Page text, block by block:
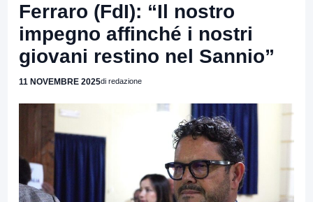
Ferraro (FdI): “Il nostro
impegno affinché i nostri
giovani restino nel Sannio”
11 NOVEMBRE 2025di redazione